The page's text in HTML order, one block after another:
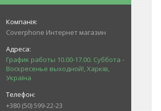
Coverphone Интернет магазин
График работы 10.00-17.00. Суббота -
Воскресенье выходной!, Харків,
Україна
+380 (50) 599-22-23